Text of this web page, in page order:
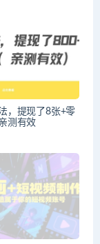
，提现了8张+零
测有效